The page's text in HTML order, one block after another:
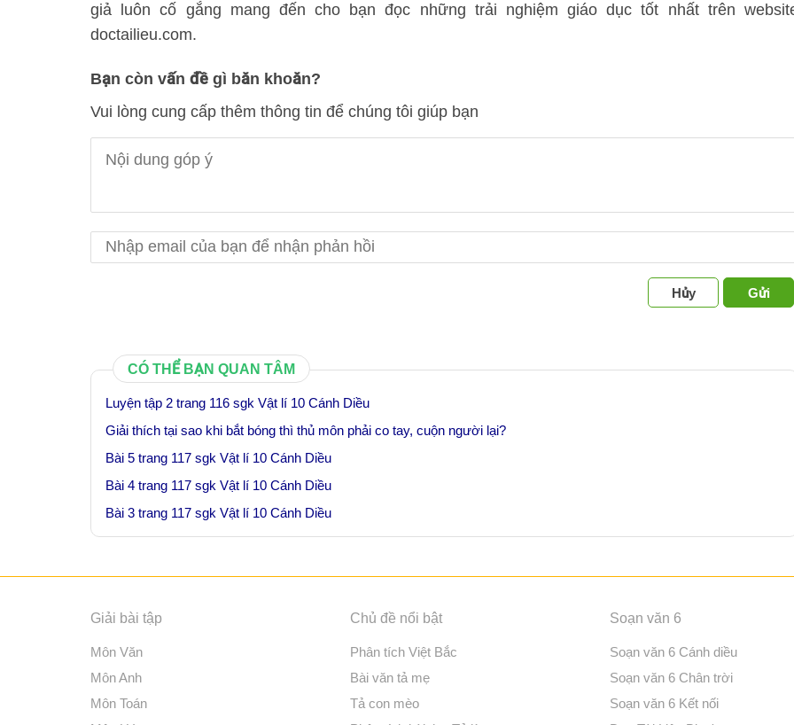
giả luôn cố gắng mang đến cho bạn đọc những trải nghiệm giáo dục tốt nhất trên
doctailieu.com.
Bạn còn vấn đề gì băn khoăn?
Vui lòng cung cấp thêm thông tin để chúng tôi giúp bạn
Hủy Gửi
CÓ THỂ BẠN QUAN TÂM
Luyện tập 2 trang 116 sgk Vật lí 10 Cánh Diều
Giải thích tại sao khi bắt bóng thì thủ môn phải co tay, cuộn người lại?
Bài 5 trang 117 sgk Vật lí 10 Cánh Diều
Bài 4 trang 117 sgk Vật lí 10 Cánh Diều
Bài 3 trang 117 sgk Vật lí 10 Cánh Diều
Giải bài tập
Môn Văn
Môn Anh
Môn Toán
Chủ đề nổi bật
Phân tích Việt Bắc
Bài văn tả mẹ
Tả con mèo
Soạn văn 6
Soạn văn 6 Cánh diều
Soạn văn 6 Chân trời
Soạn văn 6 Kết nối